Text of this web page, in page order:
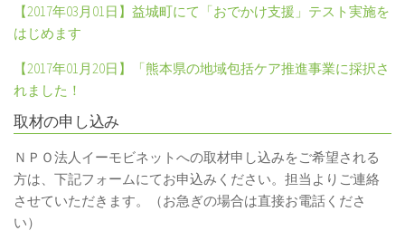
【2017年03月 01日】益城町にて「おでかけ支援」テスト実施を
はじめます
【2017年01月20日】「熊本県の地域包括ケア推進事業に採択さ
れました！
取材の申し込み
ＮＰＯ法人イーモビネットへの取材申し込みをご希望される
方は、下記フォームにてお申込みください。担当よりご連絡
させていただきます。（お急ぎの場合は直接お電話くださ
い）